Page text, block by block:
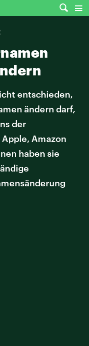
entschieden,
ändern darf,
der
Amazon
haben sie